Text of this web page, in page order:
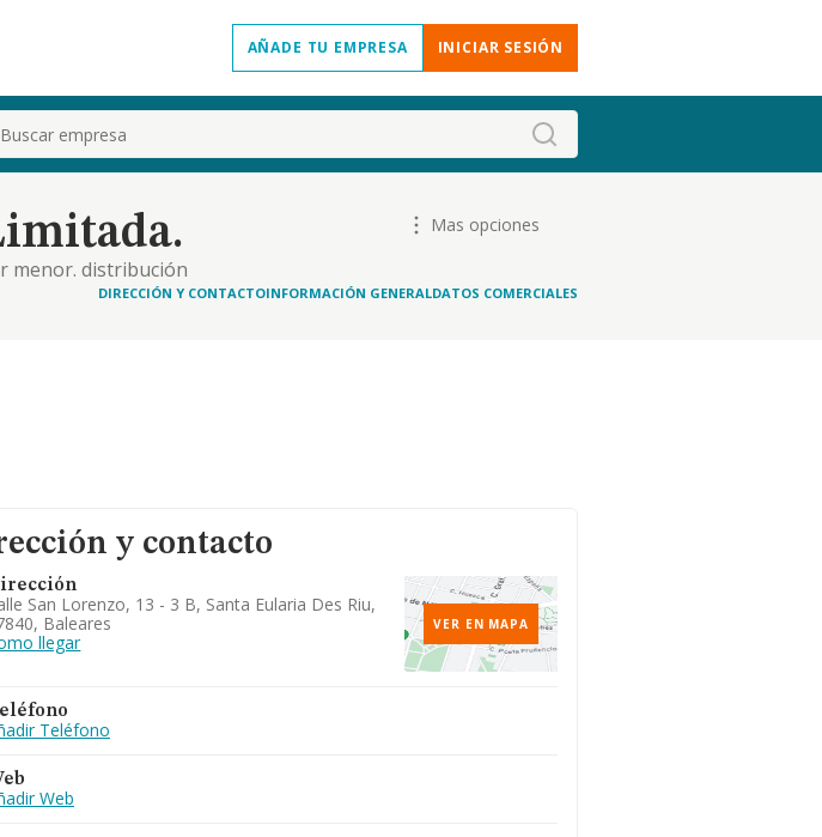
AÑADE TU EMPRESA INICIAR SESIÓN
menor. distribución
y
Mas opciones
DIRECCIÓN Y CONTACTOINFORMACIÓN GENERALDATOS COMERCIALES
y contacto
San Lorenzo, 13 - 3 B, Santa Eularia Des Riu,
Baleares
llegar
VER EN MAPA
Teléfono
Web